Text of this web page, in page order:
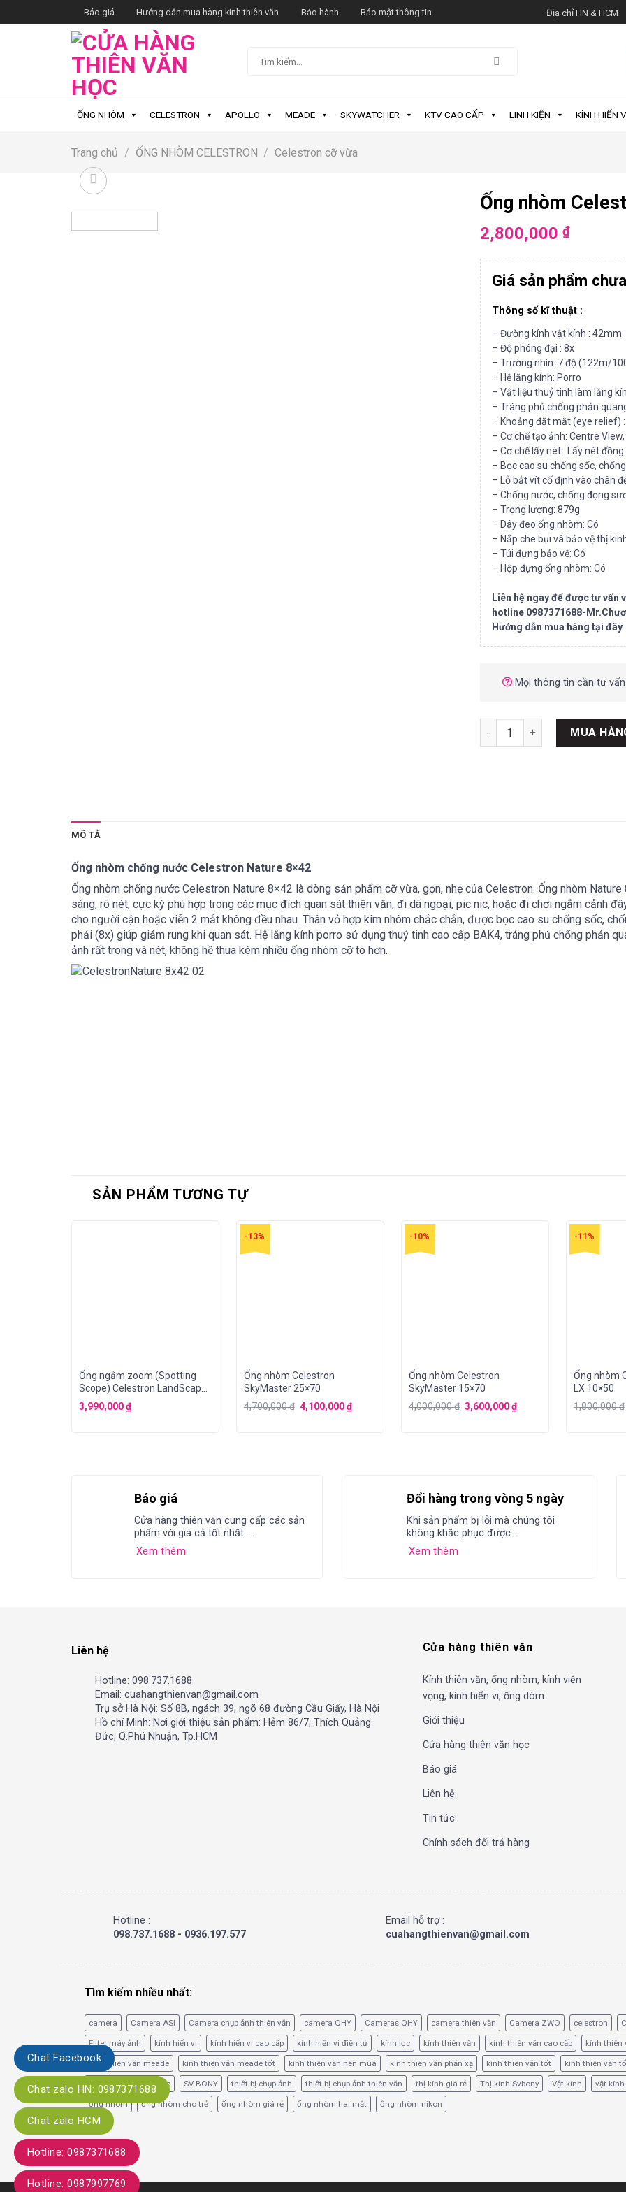
to
Báo giá Hướng dẫn mua hàng kính thiên văn Bảo hành Bảo mật thông tin Địa chỉ HN & HCM
kiếm:
ỐNG NHÒM CELESTRON APOLLO MEADE SKYWATCHER KTV CAO CẤP LINH KIỆN KÍNH HIỂN
Trang chủ / ỐNG NHÒM CELESTRON / Celestron cỡ vừa
Ống nhòm
2,800,000 ₫
Giá sản phẩm
Thông số kĩ thuật :
– Đường kính vật kính : 42mm
– Độ phóng đại : 8x
– Trường nhìn: 7 độ (122m/
– Hệ lăng kính: Porro
– Vật liệu thuỷ tinh làm lăng
– Tráng phủ chống phản
– Khoảng đặt mắt (eye relief)
– Cơ chế tạo ảnh: Centre
– Cơ chế lấy nét: Lấy nét
– Bọc cao su chống sốc,
– Lỗ bắt vít cố định vào chân
– Chống nước, chống đọng
– Trọng lượng: 879g
– Dây đeo ống nhòm: Có
– Nắp che bụi và bảo vệ thị
– Túi đựng bảo vệ: Có
– Hộp đựng ống nhòm: Có
Liên hệ ngay để được tư vấn
hotline 0987371688-
Hướng dẫn mua hàng tại đây
Mọi thông tin cần tư
Ống nhòm Celestron Nature
MUA
MÔ TẢ
Ống nhòm chống nước Celestron Nature 8×42
Ống nhòm chống nước Celestron Nature 8×42 là dòng sản phẩm cỡ vừa, gọn, nhẹ của Celestron. Ống nhòm Nature
sáng, rõ nét, cực kỳ phù hợp trong các mục đích quan sát thiên văn, đi dã ngoại, pic nic, hoặc đi chơi ngắm cảnh
cho người cận hoặc viễn 2 mắt không đều nhau. Thân vỏ hợp kim nhôm chắc chắn, được bọc cao su chống sốc,
phải (8x) giúp giảm rung khi quan sát. Hệ lăng kính porro sử dụng thuỷ tinh cao cấp BAK4, tráng phủ chống phản
ảnh rất trong và nét, không hề thua kém nhiều ống nhòm cỡ to hơn.
SẢN PHẨM TƯƠNG TỰ
Ống ngắm zoom (Spotting
Scope) Celestron LandScape
15-45x65A
3,990,000₫
-13%
Ống nhòm Celestron
SkyMaster 25×70
4,700,000₫ 4,100,000₫
-10%
Ống nhòm Celestron
SkyMaster 15×70
4,000,000₫ 3,600,000₫
-11%
Ống nhòm
LX 10×50
1,800,000₫
Báo giá
Cửa hàng thiên văn cung cấp các sản
phẩm với giá cả tốt nhất ...
Xem thêm
Đổi hàng trong vòng 5 ngày
Khi sản phẩm bị lỗi mà chúng tôi
không khắc phục được...
Xem thêm
Liên hệ
Hotline: 098.737.1688
Email: cuahangthienvan@gmail.com
Trụ sở Hà Nội: Số 8B, ngách 39, ngõ 68 đường Cầu Giấy, Hà Nội
Hồ chí Minh: Nơi giới thiệu sản phẩm: Hẻm 86/7, Thích Quảng
Đức, Q.Phú Nhuận, Tp.HCM
Cửa hàng thiên văn
Kính thiên văn, ống nhòm, kính viễn
vọng, kính hiển vi, ống dòm
Giới thiệu
Cửa hàng thiên văn học
Báo giá
Liên hệ
Tin tức
Chính sách đổi trả hàng
Hotline :
098.737.1688 - 0936.197.577
Email hỗ trợ :
cuahangthienvan@gmail.com
Tìm kiếm nhiều nhất:
camera Camera ASI Camera chụp ảnh thiên văn camera QHY Cameras QHY camera thiên văn Camera ZWO celestron
Filter máy ảnh kính hiển vi kính hiển vi cao cấp kính hiển vi điện tử kính lọc kính thiên văn kính thiên văn cao cấp kính thiên
kính thiên văn meade kính thiên văn meade tốt kính thiên văn nên mua kính thiên văn phản xạ kính thiên văn tốt kính thiên văn
phim lọc băng tần hẹp SV BONY thiết bị chụp ảnh thiết bị chụp ảnh thiên văn thị kính giá rẻ Thị kính Svbony Vật kính vật
ống nhòm ống nhòm cho trẻ ống nhòm giá rẻ ống nhòm hai mắt ống nhòm nikon
Chat Facebook
Chat zalo HN: 0987371688
Chat zalo HCM
Hotline: 0987371688
Hotline: 0987997769